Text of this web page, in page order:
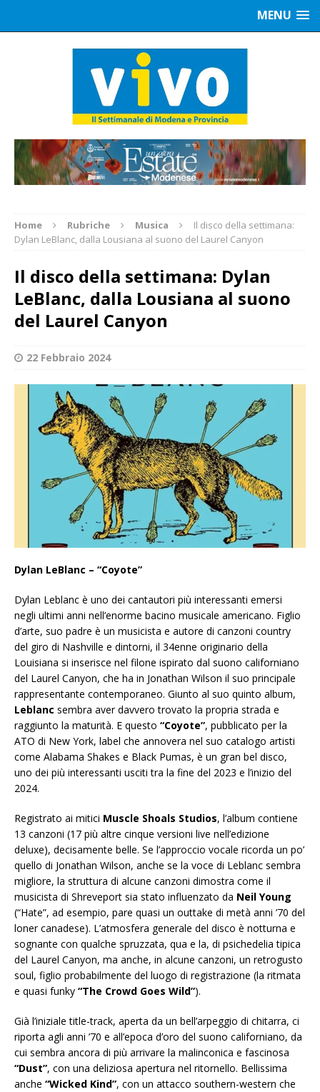
MENU
Home Rubriche Musica
Il disco della settimana:
Dylan LeBlanc, dalla Lousiana al suono del Laurel Canyon
Il disco della settimana: Dylan
LeBlanc, dalla Lousiana al suono
del Laurel Canyon
22 Febbraio 2024
Dylan LeBlanc – “Coyote”
Dylan Leblanc è uno dei cantautori più interessanti emersi
negli ultimi anni nell’enorme bacino musicale americano. Figlio
d’arte, suo padre è un musicista e autore di canzoni country
del giro di Nashville e dintorni, il 34enne originario della
Louisiana si inserisce nel filone ispirato dal suono californiano
del Laurel Canyon, che ha in Jonathan Wilson il suo principale
rappresentante contemporaneo. Giunto al suo quinto album,
Leblanc sembra aver davvero trovato la propria strada e
raggiunto la maturità. E questo “Coyote”, pubblicato per la
ATO di New York, label che annovera nel suo catalogo artisti
come Alabama Shakes e Black Pumas, è un gran bel disco,
uno dei più interessanti usciti tra la fine del 2023 e l’inizio del
2024.
Registrato ai mitici Muscle Shoals Studios, l’album contiene
13 canzoni (17 più altre cinque versioni live nell’edizione
deluxe), decisamente belle. Se l’approccio vocale ricorda un po’
quello di Jonathan Wilson, anche se la voce di Leblanc sembra
migliore, la struttura di alcune canzoni dimostra come il
musicista di Shreveport sia stato influenzato da Neil Young
(“Hate”, ad esempio, pare quasi un outtake di metà anni ’70 del
loner canadese). L’atmosfera generale del disco è notturna e
sognante con qualche spruzzata, qua e la, di psichedelia tipica
del Laurel Canyon, ma anche, in alcune canzoni, un retrogusto
soul, figlio probabilmente del luogo di registrazione (la ritmata
e quasi funky “The Crowd Goes Wild”).
Già l’iniziale title-track, aperta da un bell’arpeggio di chitarra, ci
riporta agli anni ’70 e all’epoca d’oro del suono californiano, da
cui sembra ancora di più arrivare la malinconica e fascinosa
“Dust”, con una deliziosa apertura nel ritornello. Bellissima
anche “Wicked Kind”, con un attacco southern-western che